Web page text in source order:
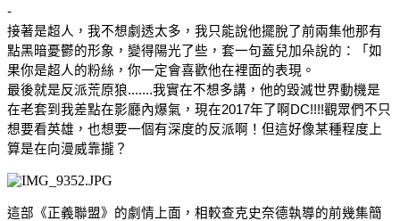
-
接著是超人，我不想劇透太多，我只能說他擺脫了前兩集他那有
點黑暗憂鬱的形象，變得陽光了些，套一句蓋兒加朵說的：「如
果你是超人的粉絲，你一定會喜歡他在裡面的表現。
最後就是反派荒原狼.......我實在不想多講，他的毀滅世界動機是
在老套到我差點在影廳內爆氣，現在2017年了啊DC!!!!觀眾們不只
想要看英雄，也想要一個有深度的反派啊！但這好像某種程度上
算是在向漫威靠攏？
這部《正義聯盟》的劇情上面，相較查克史奈德執導的前幾集簡